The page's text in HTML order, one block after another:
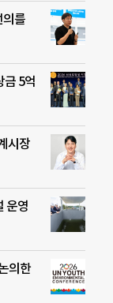
의를
금 5억
시장
운영
의한